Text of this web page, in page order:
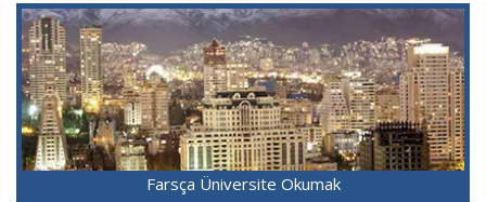
Farsça Üniversite Okumak